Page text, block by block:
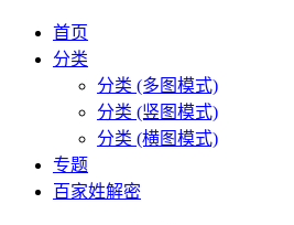
首页
分类
分类 (多图模式)
分类 (竖图模式)
分类 (横图模式)
专题
百家姓解密